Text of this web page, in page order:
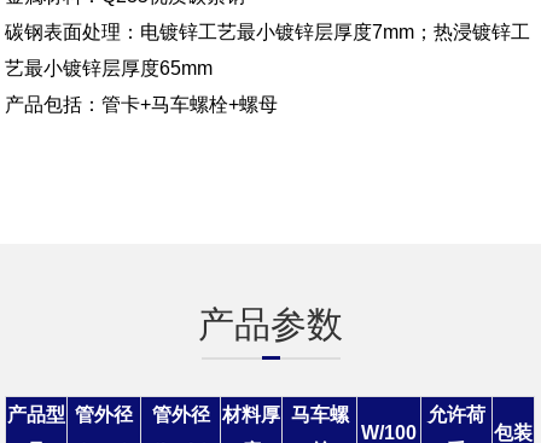
碳钢表面处理：电镀锌工艺最小镀锌层厚度7mm；热浸镀锌工
艺最小镀锌层厚度65mm
产品包括：管卡+马车螺栓+螺母
产品参数
产品型 管外径
管外径
材料厚 马车螺
W/100
允许荷
包装